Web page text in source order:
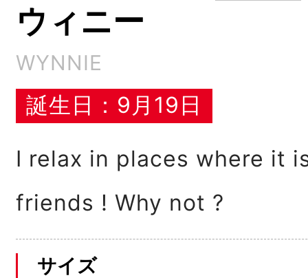
ウィニー
WYNNIE
誕生日：9月19日
I relax in places where it
friends ! Why not ?
サイズ